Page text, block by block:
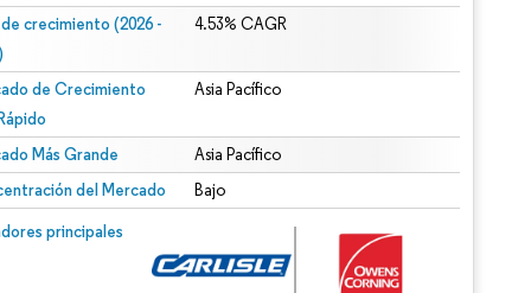
de crecimiento (2026 -
4.53% CAGR
de Crecimiento
Asia Pacífico
Más Grande Asia Pacífico
del Mercado Bajo
principales
© Mordor Intelligence. El uso requiere atribución según CC BY 4.0.
CC BY 4.0.